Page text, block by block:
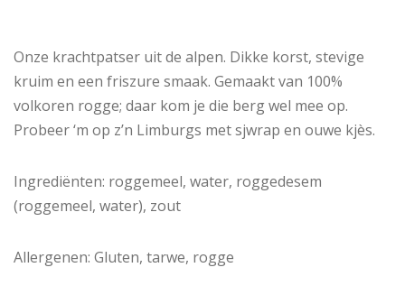
Onze krachtpatser uit de alpen. Dikke korst, stevige
kruim en een friszure smaak. Gemaakt van 100%
volkoren rogge; daar kom je die berg wel mee op.
Probeer ‘m op z’n Limburgs met sjwrap en ouwe kjès.
Ingrediënten: roggemeel, water, roggedesem
(roggemeel, water), zout
Allergenen: Gluten, tarwe, rogge